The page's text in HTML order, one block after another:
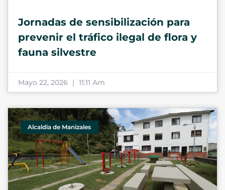
Jornadas de sensibilización para
prevenir el tráfico ilegal de flora y
fauna silvestre
Mayo 22, 2026 11:11 Am
Alcaldía de Manizales